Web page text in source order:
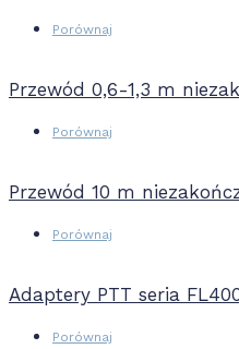
Porównaj
Przewód 0,6-1,3 m
Porównaj
Przewód 10 m
Porównaj
Adaptery PTT seria
Porównaj